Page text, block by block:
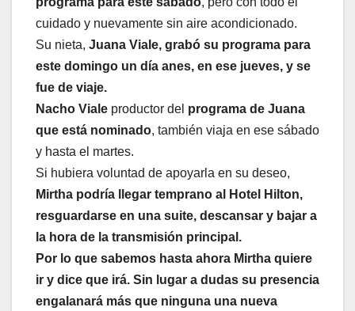
cuidado y nuevamente sin aire acondicionado.
Su nieta, Juana Viale, grabó su programa para
este domingo un día anes, en ese jueves, y se
fue de viaje.
Nacho Viale productor del programa de Juana
que está nominado, también viaja en ese sábado
y hasta el martes.
Si hubiera voluntad de apoyarla en su deseo,
Mirtha podría llegar temprano al Hotel Hilton,
resguardarse en una suite, descansar y bajar a
la hora de la transmisión principal.
Por lo que sabemos hasta ahora Mirtha quiere
ir y dice que irá. Sin lugar a dudas su presencia
engalanará más que ninguna una nueva